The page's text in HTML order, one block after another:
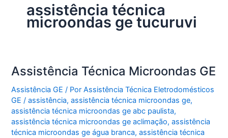
assistência técnica
microondas ge tucuruvi
Assistência Técnica Microondas GE
Assistência GE / PorAssistência Técnica Eletrodomésticos
GE/assistência,assistência técnica microondas ge,
assistência técnica microondas ge abc paulista,
assistência técnica microondas ge aclimação,assistência
técnica microondas ge água branca,assistência técnica